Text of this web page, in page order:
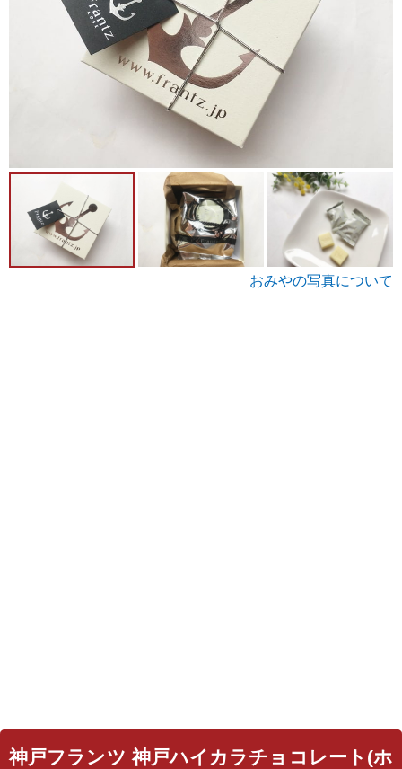
おみやの写真について
神戸フランツ 神戸ハイカラチョコレート(ホ